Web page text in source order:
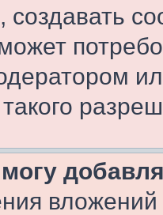
создавать